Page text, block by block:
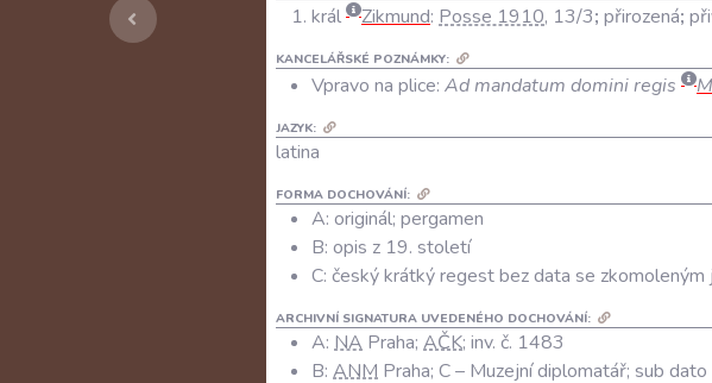
král Zikmund: Posse 1910, 13/3; přirozená;
KANCELÁŘSKÉ POZNÁMKY:
Vpravo na plice: Ad mandatum domini regis
JAZYK:
latina
FORMA DOCHOVÁNÍ:
A: originál; pergamen
B: opis z 19. století
C: český krátký regest bez data se
ARCHIVNÍ SIGNATURA UVEDENÉHO DOCHOVÁNÍ:
A: NA Praha; AČK; inv. č. 1483
B: ANM Praha; C – Muzejní diplomatář; sub dato